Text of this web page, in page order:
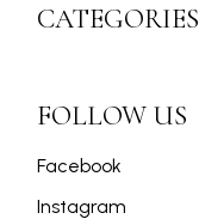
CATEGORIES
FOLLOW US
Facebook
Instagram